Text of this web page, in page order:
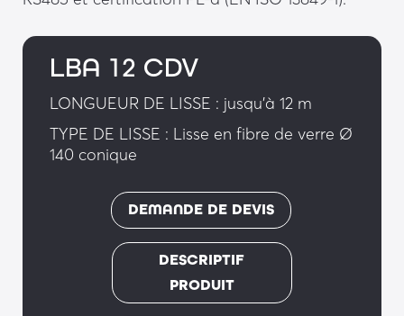
LBA 12 CDV
LONGUEUR DE LISSE : jusqu'à 12 m
TYPE DE LISSE : Lisse en fibre de verre Ø
140 conique
DEMANDE DE DEVIS
DESCRIPTIF
PRODUIT